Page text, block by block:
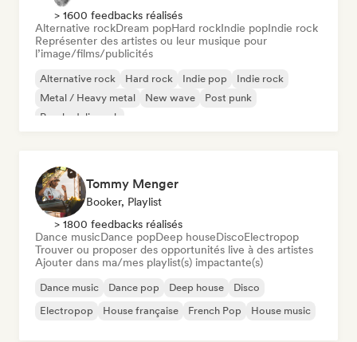
> 1600 feedbacks réalisés
Alternative rockDream popHard rockIndie popIndie rock
Représenter des artistes ou leur musique pour
l’image/films/publicités
Alternative rock Hard rock Indie pop
Indie rock
Metal / Heavy metal
New wave
Post punk
Psychedelic rock
Tommy Menger
Booker, Playlist
> 1800 feedbacks réalisés
Dance musicDance popDeep houseDiscoElectropop
Trouver ou proposer des opportunités live à des artistes
Ajouter dans ma/mes playlist(s) impactante(s)
Dance music Dance pop Deep house
Disco
Electropop
House française French Pop House music